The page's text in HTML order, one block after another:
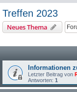
Treffen 2023
Neues Thema
Informationen
Letzter Beitrag von
Antworten: 1